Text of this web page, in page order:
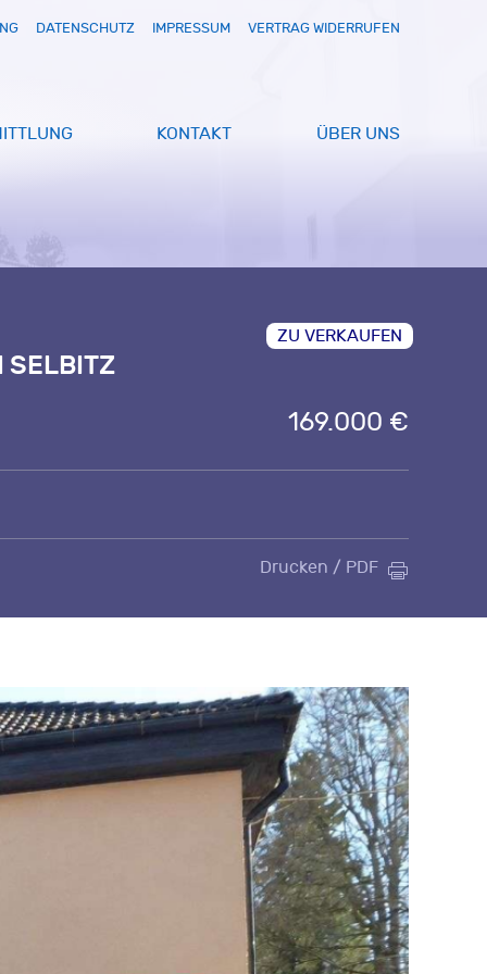
DATENSCHUTZ IMPRESSUM VERTRAG WIDERRUFEN
KONTAKT ÜBER UNS
ZU VERKAUFEN
SELBITZ
169.000 €
Drucken / PDF